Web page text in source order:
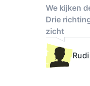
We kijken
Drie
zicht